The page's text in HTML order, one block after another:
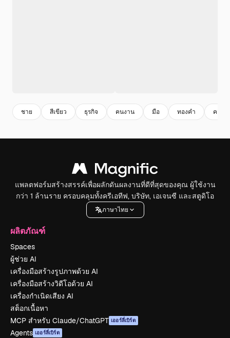
ชาย สีเขียว ธุรกิจ คนงาน มือ ทองคํา ความ
แพลตฟอร์มสร้างสรรค์เพื่อผลักดันผลงานที่ดีที่สุดของคุณ ผู้ใช้งาน
กว่า 1 ล้านราย ครอบคลุมทั้งครีเอทีฟ, บริษัท, เอเจนซี และสตูดิโอ
ภาษาไทย
ผลิตภัณฑ์
Spaces
ผู้ช่วย AI
เครื่องมือสร้างรูปภาพด้วย AI
เครื่องมือสร้างวิดีโอด้วย AI
เครื่องกำเนิดเสียง AI
สต็อกเนื้อหา
MCP สำหรับ Claude/ChatGPT เออร์ลี่เบิร์ด
Agents เออร์ลี่เบิร์ด